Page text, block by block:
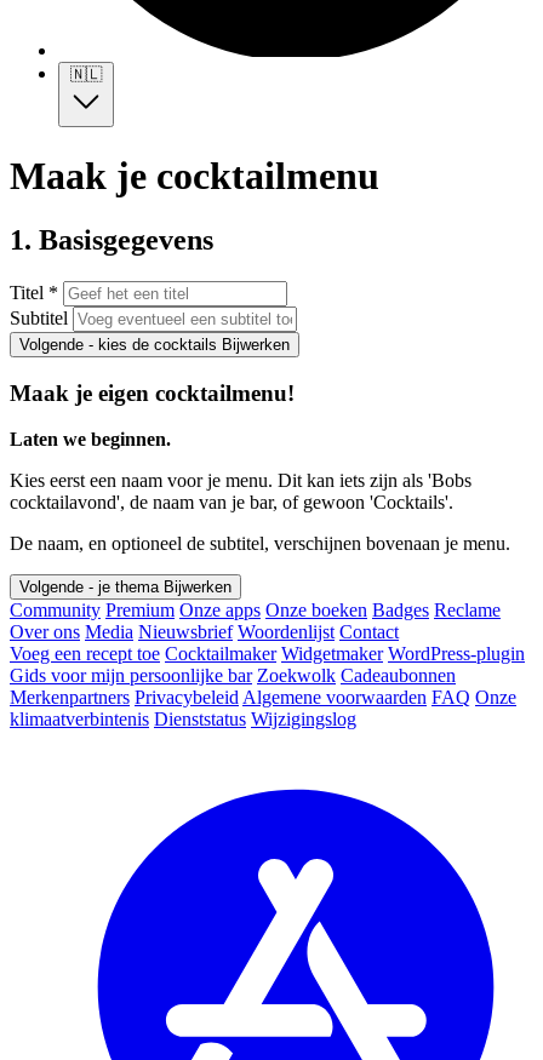
🇳🇱
Maak je cocktailmenu
1. Basisgegevens
Titel *
Subtitel
Volgende - kies de cocktails Bijwerken
Maak je eigen cocktailmenu!
Laten we beginnen.
Kies eerst een naam voor je menu. Dit kan iets zijn als 'Bobs
cocktailavond', de naam van je bar, of gewoon 'Cocktails'.
De naam, en optioneel de subtitel, verschijnen bovenaan je menu.
Volgende - je thema Bijwerken
Community Premium Onze apps Onze boeken Badges Reclame
Over ons Media Nieuwsbrief Woordenlijst Contact
Voeg een recept toe Cocktailmaker Widgetmaker WordPress-plugin
Gids voor mijn persoonlijke bar Zoekwolk Cadeaubonnen
Merkenpartners Privacybeleid Algemene voorwaarden FAQ Onze
klimaatverbintenis Dienststatus Wijzigingslog